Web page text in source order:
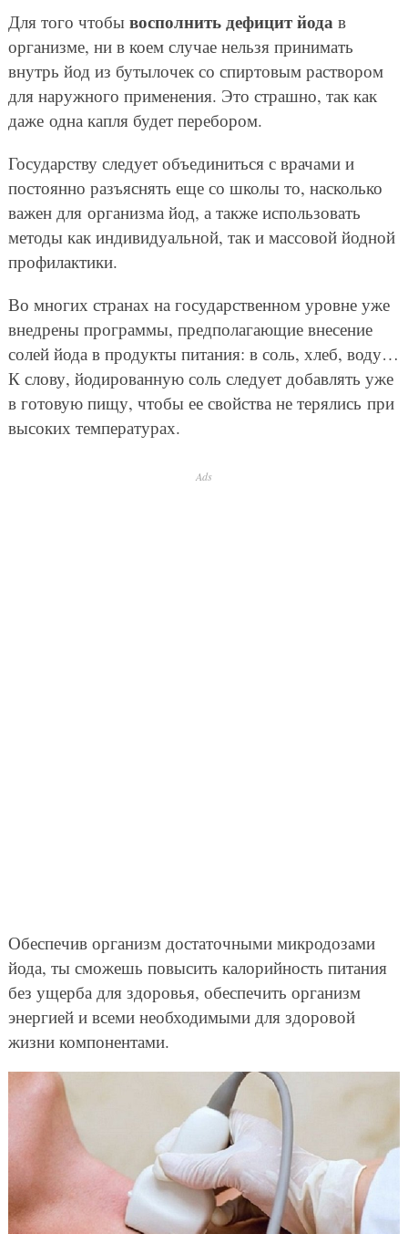
Для того чтобывосполнить дефицит йодав
организме, ни в коем случае нельзя принимать
внутрь йод из бутылочек со спиртовым раствором
для наружного применения. Это страшно, так как
даже одна капля будет перебором.
Государству следует объединиться с врачами и
постоянно разъяснять еще со школы то, насколько
важен для организма йод, а также использовать
методы как индивидуальной, так и массовой йодной
профилактики.
Во многих странах на государственном уровне уже
внедрены программы, предполагающие внесение
солей йода в продукты питания: в соль, хлеб, воду…
К слову, йодированную соль следует добавлять уже
в готовую пищу, чтобы ее свойства не терялись при
высоких температурах.
Ads
Обеспечив организм достаточными микродозами
йода, ты сможешь повысить калорийность питания
без ущерба для здоровья, обеспечить организм
энергией и всеми необходимыми для здоровой
жизни компонентами.